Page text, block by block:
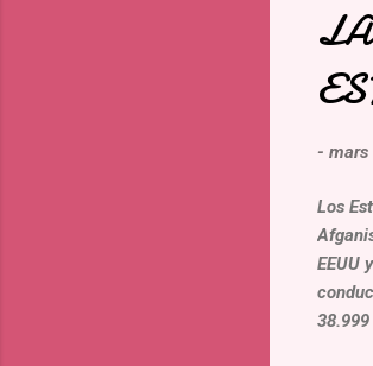
- mars
Los
EEUU